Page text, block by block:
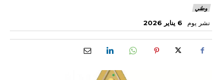
وطني
نشر يوم 6 يناير 2026